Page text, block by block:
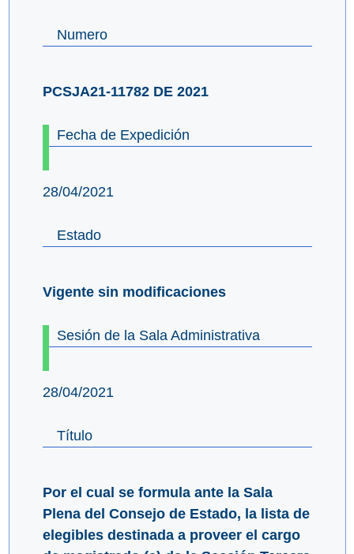
Numero
PCSJA21-11782 DE 2021
Fecha de Expedición
28/04/2021
Estado
Vigente sin modificaciones
Sesión de la Sala Administrativa
28/04/2021
Título
Por el cual se formula ante la Sala
Plena del Consejo de Estado, la lista de
elegibles destinada a proveer el cargo